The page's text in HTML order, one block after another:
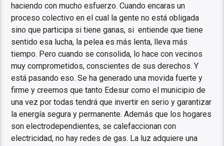
haciendo con mucho esfuerzo. Cuando encaras un
proceso colectivo en el cual la gente no está obligada
sino que participa si tiene ganas, si entiende que tiene
sentido esa lucha, la pelea es más lenta, lleva más
tiempo. Pero cuando se consolida, lo hace con vecinos
muy comprometidos, conscientes de sus derechos. Y
está pasando eso. Se ha generado una movida fuerte y
firme y creemos que tanto Edesur como el municipio de
una vez por todas tendrá que invertir en serio y garantizar
la energía segura y permanente. Además que los hogares
son electrodependientes, se calefaccionan con
electricidad, no hay redes de gas. La luz adquiere una